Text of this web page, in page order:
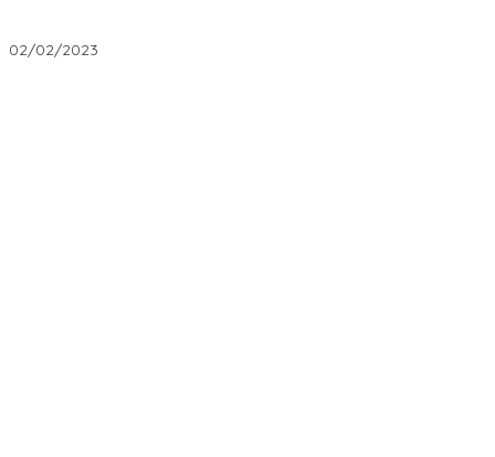
02/02/2023